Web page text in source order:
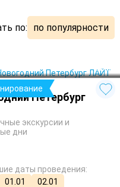
по: по популярности
Зима
Петербург
экскурсии и
дни
даты проведения:
01.01
02.01